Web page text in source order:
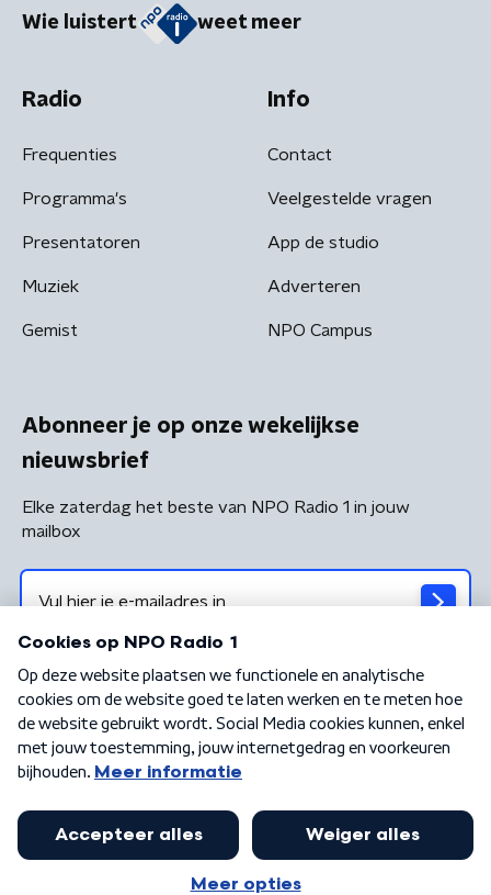
Wie luistert weet meer
Radio
Frequenties
Programma's
Presentatoren
Muziek
Gemist
Info
Contact
Veelgestelde vragen
App de studio
Adverteren
NPO Campus
Abonneer je op onze wekelijkse
nieuwsbrief
Elke zaterdag het beste van NPO Radio 1 in jouw
mailbox
Algemene voorwaarden